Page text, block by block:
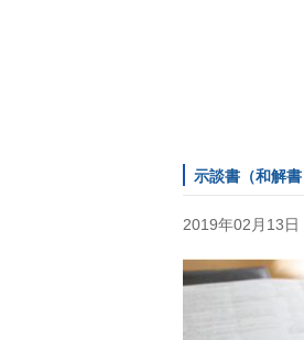
示談書（和解
2019年02月13日